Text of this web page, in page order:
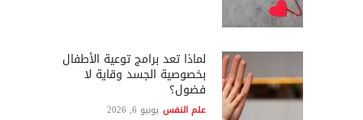
لماذا تعد برامج توعية الأطفال
بخصوصية الجسد وقاية لا
فضول؟
علم النفس يونيو 6, 2026